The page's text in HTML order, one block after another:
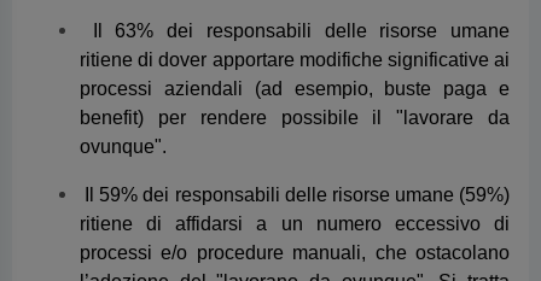
ritiene di affidarsi a un numero eccessivo di
processi e/o procedure manuali, che ostacolano
l’adozione del "lavorano da ovunque". Si tratta
della seconda percentuale più alta tra i mercati
intervistati, subito dopo la Finlandia.
La maggior parte dei responsabili amministrativi
(69%) concorda sul fatto che la tecnologia
attualmente utilizzata nella gestione delle spese è